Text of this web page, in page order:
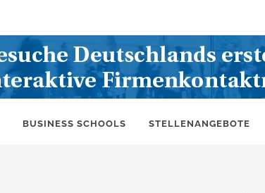
BUSINESS SCHOOLS STELLENANGEBOTE